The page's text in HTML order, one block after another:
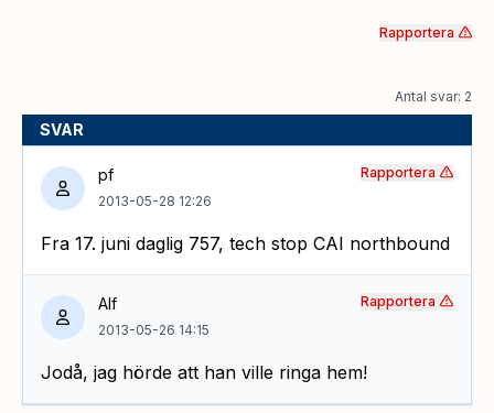
Rapportera
Antal svar: 2
SVAR
pf
2013-05-28 12:26
Fra 17. juni daglig 757, tech stop CAI northbound
Rapportera
Alf
2013-05-26 14:15
Jodå, jag hörde att han ville ringa hem!
Rapportera